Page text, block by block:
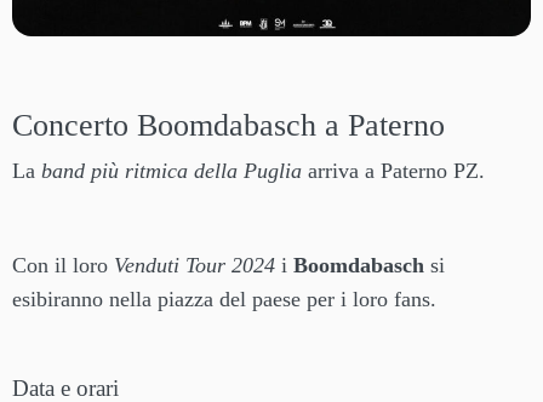
Concerto Boomdabasch a Paterno
La band più ritmica della Puglia arriva a Paterno PZ.
Con il loro Venduti Tour 2024 i Boomdabasch si
esibiranno nella piazza del paese per i loro fans.
Data e orari